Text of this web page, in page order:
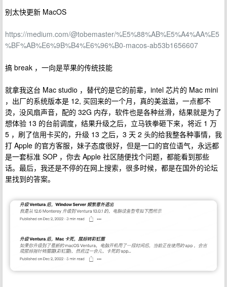
别太快更新 MacOS
https://medium.com/@tobemaster/%E5%88%AB%E5%A4%AA%E5
%BF%AB%E6%9B%B4%E6%96%B0-macos-ab53b1656607
搞 break ，一向是苹果的传统技能
就拿我这台 Mac studio ，替代的是它的前辈，intel 芯片的 Mac mini
，出厂的系统版本是 12, 买回来的一个月，真的美滋滋，一点都不
烫，没风扇声音，配的 32G 内存，软件也是各种丝滑，结果就是为了
想体验 13 的台前调度，结果升级之后，立马铁拳砸下来，将近 1 万
5 ，刷了信用卡买的，升级 13 之后，3 天 2 头的给我整各种事情，我
打 Apple 的官方客服，妹子态度很好，但是一口的官位语气，永远都
是一套标准 SOP ，你去 Apple 社区随便找个问题，都能看到那些
话。最后，我还是不停的在网上搜索，很多时候，都是在国外的论坛
里找到的答案。